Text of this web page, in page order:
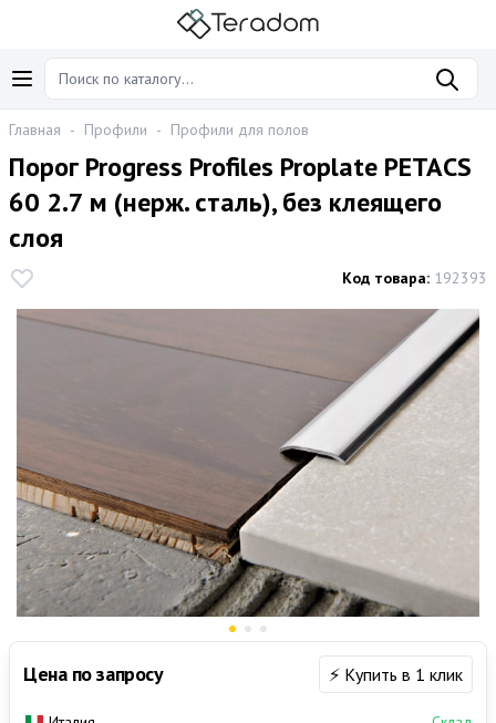
Главная - Профили - Профили для полов
Порог Progress Profiles Proplate PETAСS
60 2.7 м (нерж. сталь), без клеящего
слоя
Код товара: 192393
Цена по запросу ⚡ Купить в 1 клик